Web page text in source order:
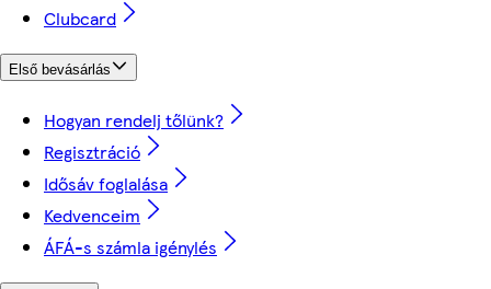
Clubcard
Első bevásárlás
Hogyan rendelj tőlünk?
Regisztráció
Idősáv foglalása
Kedvenceim
ÁFÁ-s számla igénylés